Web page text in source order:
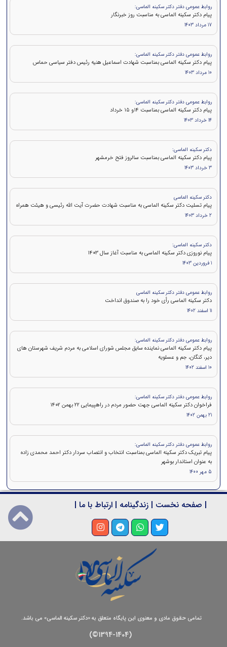
روابط عمومی دفتر دکتر سکینه الماسی:
پیام دکتر سکینه الماسی به مناسبت روز خبرنگار
17 مرداد 1403
روابط عمومی دفتر دکتر سکینه الماسی:
پيام دكتر سكينه الماسی بمناسبت شهادت اسماعیل هنیه رئیس دفتر سیاسی حماس
10 مرداد 1403
روابط عمومی دفتر دکتر سکینه الماسی:
پيام دكتر سکینه الماسی بمناسبت ۱۴و ۱۵ خرداد
14 خرداد 1403
دکتر سکینه الماسی:
پیام دکتر سکینه الماسی بمناسبت سالروز فتح خرمشهر
3 خرداد 1403
دکتر سکینه الماسی
پیام تسلیت دکتر سکینه الماسی به مناسبت شهادت حضرت آیت الله رئیسی و هیئت همراه
2 خرداد 1403
دکتر سکینه الماسی:
پیام نوروزی دکتر سکینه الماسی به مناسبت آغاز سال 1403
1 فروردین 1403
روابط عمومی دفتر دکتر سکینه الماسی
دکتر سکینه الماسی رأی خود را به صندوق انداخت
11 اسفند 1402
روابط عمومی دفتر دکتر سکینه الماسی:
پیام دکتر سکینه الماسی نماینده سابق مجلس شورای اسلامی به مردم شریف شهرستان های
دیر، کنگان، جم و عسلویه
10 اسفند 1402
روابط عمومی دفتر دکتر سکینه الماسی:
فراخوان دکتر سکینه الماسی جهت حضور مردم در راهپیمایی ۲۲ بهمن 1402
21 بهمن 1402
روابط عمومی دفتر دکتر سکینه الماسی:
پیام تبریک دکتر سکینه الماسی بمناسبت انتخاب و انتصاب سردار دکتر احمد محمدی زاده
به عنوان استاندار بوشهر
5 مهر 1400
| صفحه نخست | زندگینامه | ارتباط با ما |
تمامی حقوق مادی و معنوی این پایگاه متعلق به «دکتر سکینه الماسی» می باشد.
(1394-1404©)